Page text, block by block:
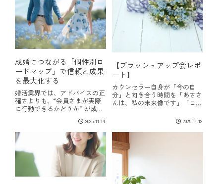
ないんです…」と受け身になっ
てしまう自分から...
よく聞きます。とくに経験を積
んだベテランほど...
成婚につながる「個性別ロ
ードマップ」で信頼と成果
を最大化する
婚活業界では、アドバイスの正
確さよりも、“会員さまが実際
に行動できるかどうか” が成果
を左右します。その行動を生み
出す鍵は、カウンセラーと会員
さまとの 信頼関係。特にベテ
ランカウンセラーこそ、個性に
合わせた関わりで、信頼をさら
に深めることで...
2025.11.14
【ブラッシュアップ会レポ
ート】
カウンセラー自身が「今の自
分」と向き合う時間を「あささ
んは、私の未来像です」「これ
ラッシュアップ会のあと、受講
生さんからそんな嬉しいメッセ
ージをいただきました。2年
前、初めて出会ったときの彼女
は、ご家族との関係に...
2025.11.12